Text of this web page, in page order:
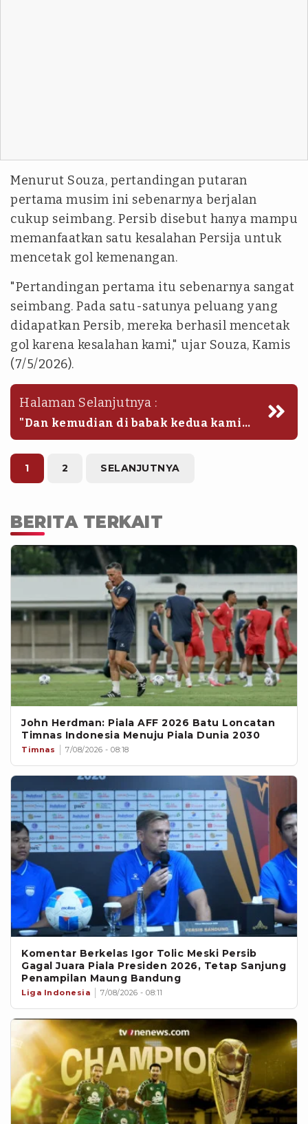
Menurut Souza, pertandingan putaran
pertama musim ini sebenarnya berjalan
cukup seimbang. Persib disebut hanya mampu
memanfaatkan satu kesalahan Persija untuk
mencetak gol kemenangan.
"Pertandingan pertama itu sebenarnya sangat
seimbang. Pada satu-satunya peluang yang
didapatkan Persib, mereka berhasil mencetak
gol karena kesalahan kami," ujar Souza, Kamis
(7/5/2026).
Halaman Selanjutnya :
"Dan kemudian di babak kedua kami
mendapat kartu merah, sehingga
menjadi sangat sulit bermain melawan
tim besar seperti Persib," tambahnya.
1 2 SELANJUTNYA
BERITA TERKAIT
John Herdman: Piala AFF 2026 Batu Loncatan
Timnas Indonesia Menuju Piala Dunia 2030
Timnas 7/08/2026 - 08:18
Komentar Berkelas Igor Tolic Meski Persib
Gagal Juara Piala Presiden 2026, Tetap Sanjung
Penampilan Maung Bandung
Liga Indonesia 7/08/2026 - 08:11